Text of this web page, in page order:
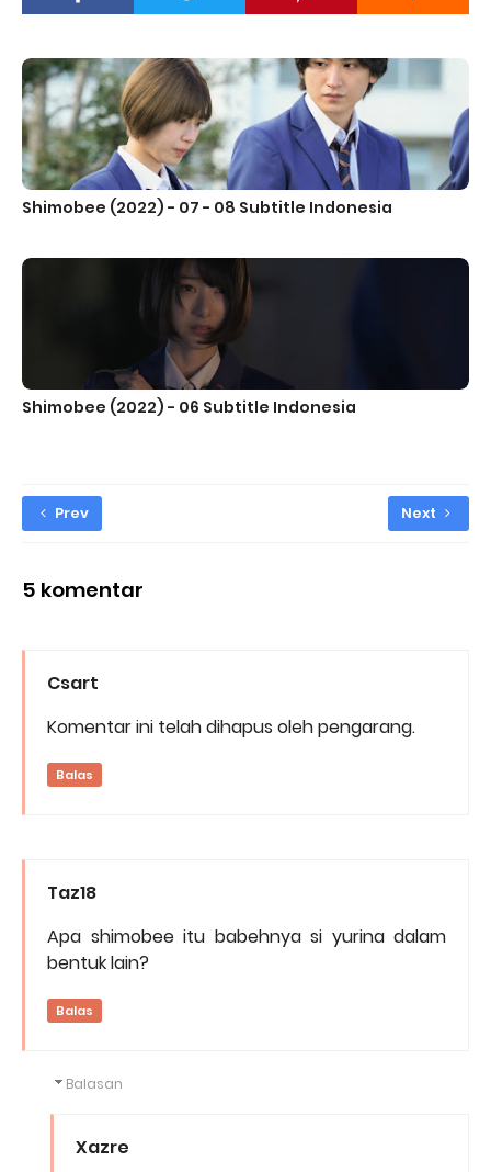
Shimobee (2022) - 07 - 08 Subtitle Indonesia
Shimobee (2022) - 06 Subtitle Indonesia
Prev Next
5 komentar
Csart
Komentar ini telah dihapus oleh pengarang.
Balas
Taz18
Apa shimobee itu babehnya si yurina dalam
bentuk lain?
Balas
Balasan
Xazre